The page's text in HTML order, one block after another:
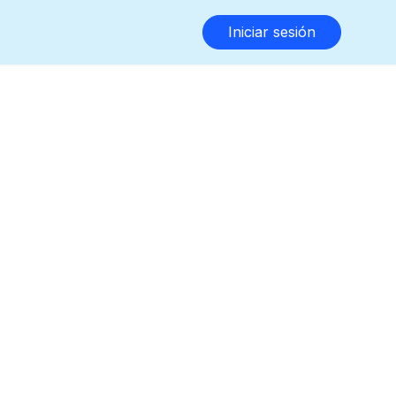
Iniciar sesión